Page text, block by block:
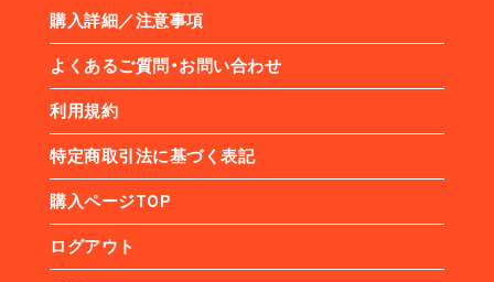
購入詳細／注意事項
よくあるご質問・お問い合わせ
利用規約
特定商取引法に基づく表記
購入ページTOP
ログアウト